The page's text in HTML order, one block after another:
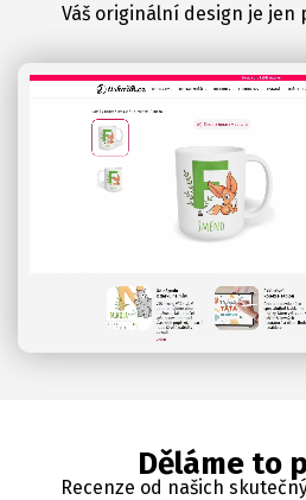
Váš originální design je
Děláme to
Recenze od našich